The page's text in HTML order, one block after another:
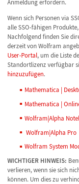
Anmeldung erfordern.
Wenn sich Personen via
alle SSO-fähigen
Nachfolgend finden Sie
derzeit von Wolfram
User-Portal, um die Liste
Standortlizenz verfügbar
hinzuzufügen.
Mathematica |
Mathematica |
Wolfram|Alpha
Wolfram|Alpha Pro
Wolfram System
WICHTIGER HINWEIS:
verlieren, wenn sie sich
können. Um dies zu